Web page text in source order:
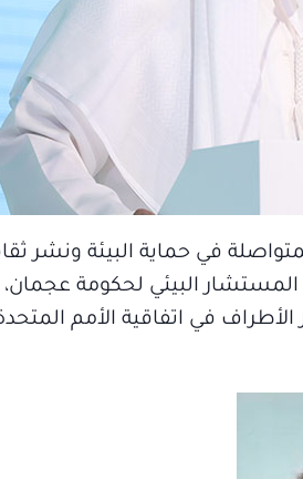
في حماية البيئة ونشر
البيئي لحكومة عجمان،
في اتفاقية الأمم